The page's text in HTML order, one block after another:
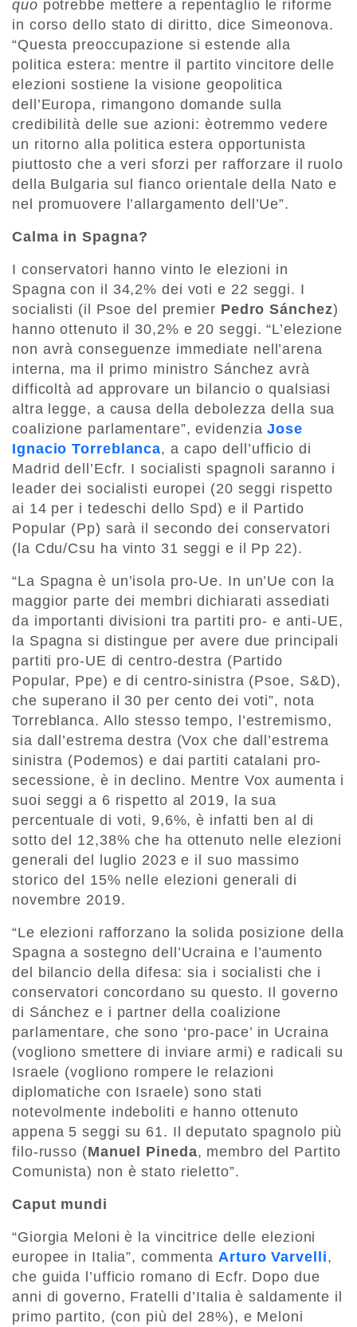
quo potrebbe mettere a repentaglio le riforme
in corso dello stato di diritto, dice Simeonova.
“Questa preoccupazione si estende alla
politica estera: mentre il partito vincitore delle
elezioni sostiene la visione geopolitica
dell’Europa, rimangono domande sulla
credibilità delle sue azioni: èotremmo vedere
un ritorno alla politica estera opportunista
piuttosto che a veri sforzi per rafforzare il ruolo
della Bulgaria sul fianco orientale della Nato e
nel promuovere l’allargamento dell’Ue”.
Calma in Spagna?
I conservatori hanno vinto le elezioni in
Spagna con il 34,2% dei voti e 22 seggi. I
socialisti (il Psoe del premier Pedro Sánchez)
hanno ottenuto il 30,2% e 20 seggi. “L’elezione
non avrà conseguenze immediate nell’arena
interna, ma il primo ministro Sánchez avrà
difficoltà ad approvare un bilancio o qualsiasi
altra legge, a causa della debolezza della sua
coalizione parlamentare”, evidenziaJose
Ignacio Torreblanca, a capo dell’ufficio di
Madrid dell’Ecfr. I socialisti spagnoli saranno i
leader dei socialisti europei (20 seggi rispetto
ai 14 per i tedeschi dello Spd) e il Partido
Popular (Pp) sarà il secondo dei conservatori
(la Cdu/Csu ha vinto 31 seggi e il Pp 22).
“La Spagna è un’isola pro-Ue. In un’Ue con la
maggior parte dei membri dichiarati assediati
da importanti divisioni tra partiti pro- e anti-UE,
la Spagna si distingue per avere due principali
partiti pro-UE di centro-destra (Partido
Popular, Ppe) e di centro-sinistra (Psoe, S&D),
che superano il 30 per cento dei voti”, nota
Torreblanca. Allo stesso tempo, l’estremismo,
sia dall’estrema destra (Vox che dall’estrema
sinistra (Podemos) e dai partiti catalani pro-
secessione, è in declino. Mentre Vox aumenta i
suoi seggi a 6 rispetto al 2019, la sua
percentuale di voti, 9,6%, è infatti ben al di
sotto del 12,38% che ha ottenuto nelle elezioni
generali del luglio 2023 e il suo massimo
storico del 15% nelle elezioni generali di
novembre 2019.
“Le elezioni rafforzano la solida posizione della
Spagna a sostegno dell’Ucraina e l’aumento
del bilancio della difesa: sia i socialisti che i
conservatori concordano su questo. Il governo
di Sánchez e i partner della coalizione
parlamentare, che sono ‘pro-pace’ in Ucraina
(vogliono smettere di inviare armi) e radicali su
Israele (vogliono rompere le relazioni
diplomatiche con Israele) sono stati
notevolmente indeboliti e hanno ottenuto
appena 5 seggi su 61. Il deputato spagnolo più
filo-russo (Manuel Pineda, membro del Partito
Comunista) non è stato rieletto”.
Caput mundi
“Giorgia Meloni è la vincitrice delle elezioni
europee in Italia”, commentaArturo Varvelli,
che guida l’ufficio romano di Ecfr. Dopo due
anni di governo, Fratelli d’Italia è saldamente il
primo partito, (con più del 28%), e Meloni